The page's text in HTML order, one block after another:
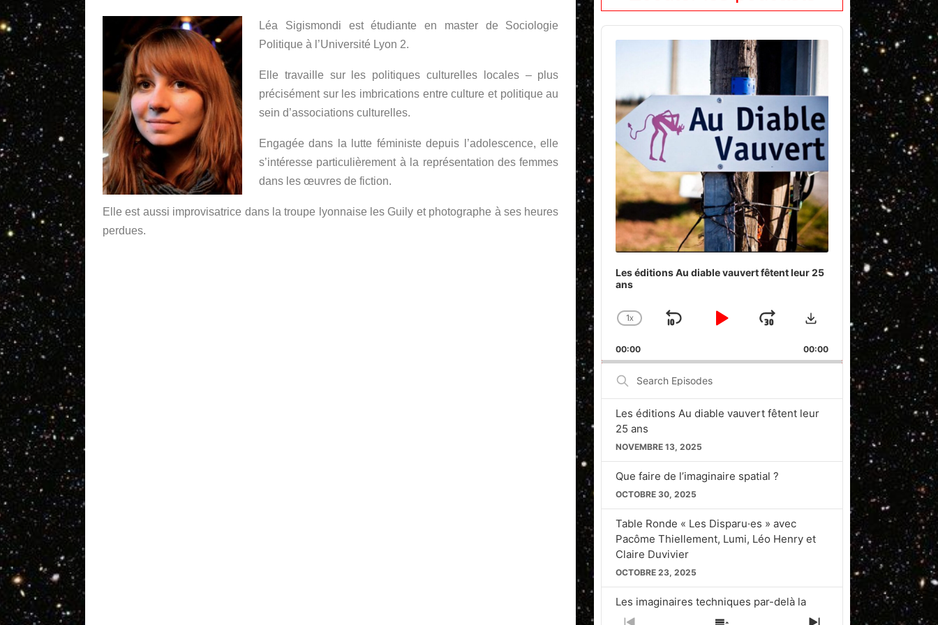
Léa Sigismondi est étudiante en master de Sociologie
Politique à l’Université Lyon 2.
Elle travaille sur les politiques culturelles locales – plus
précisément sur les imbrications entre culture et politique au
sein d’associations culturelles.
Engagée dans la lutte féministe depuis l’adolescence, elle
s’intéresse particulièrement à la représentation des femmes
dans les œuvres de fiction.
Elle est aussi improvisatrice dans la troupe lyonnaise les Guily et photographe à ses heures
perdues.
Audio
Les éditions Au diable vauvert fêtent leur 25
ans
CHANGE
RATE
1X
SKIP
PLAYJUMP
FORWARD
Download
00:00 00:00
Search
Episodes
Les éditions Au diable vauvert fêtent leur
25 ans
NOVEMBRE 13, 2025
Que faire de l’imaginaire spatial ?
OCTOBRE 30, 2025
Table Ronde « Les Disparu·es » avec
Pacôme Thiellement, Lumi, Léo Henry et
Claire Duvivier
OCTOBRE 23, 2025
Les imaginaires techniques par-delà la
Silicon Valley